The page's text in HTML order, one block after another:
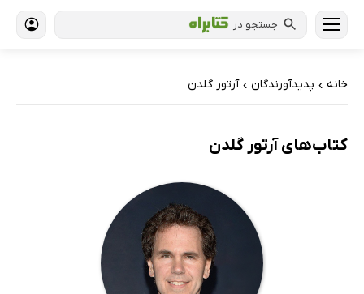
جستجو در
خانه › پدیدآورندگان › آرتور گلدن
کتاب‌های آرتور گلدن